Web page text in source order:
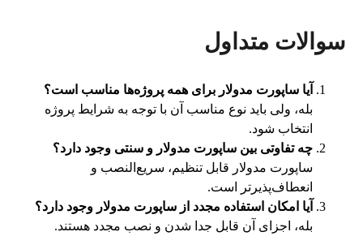
سوالات متداول
آیا ساپورت مدولار برای همه پروژه‌ها مناسب است؟
بله، ولی باید نوع مناسب آن با توجه به شرایط پروژه
انتخاب شود.
چه تفاوتی بین ساپورت مدولار و سنتی وجود دارد؟
ساپورت مدولار قابل تنظیم، سریع‌النصب و
انعطاف‌پذیرتر است.
آیا امکان استفاده مجدد از ساپورت مدولار وجود دارد؟
بله، اجزای آن قابل جدا شدن و نصب مجدد هستند.